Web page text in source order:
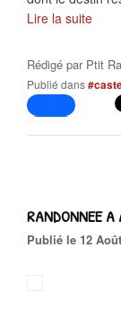
Lire la suite
Rédigé par Ptit
Publié dans
RANDONNEE
Publié le 12